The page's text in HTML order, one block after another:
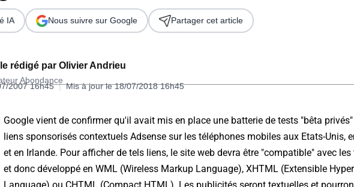
l'Ebook
- Edition 2026
rédigé par Olivier Andrieu
Abondance
2007 16h45 | Mis à jour le 18/07/2018 16h45
IA Nous suivre sur Google Partager cet article
Google vient de confirmer qu'il avait mis en place une batterie de tests "bêta
liens sponsorisés contextuels Adsense sur les téléphones mobiles aux Etats-Unis,
et en Irlande. Pour afficher de tels liens, le site web devra être "compatible" avec
et donc développé en WML (Wireless Markup Language), XHTML (Extensible